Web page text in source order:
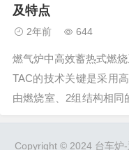
及特点
2年前 644
燃气炉中高效蓄热式燃
TAC的技术关键是采用
由燃烧室、2组结构相同
Copyright © 2024 台车炉